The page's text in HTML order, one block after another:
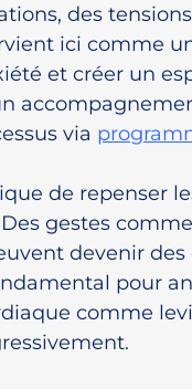
des
ici comme
et créer un
via
de repenser
gestes
devenir
pour
comme